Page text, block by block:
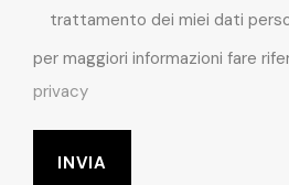
trattamento dei miei dati
per maggiori informazioni fare
privacy